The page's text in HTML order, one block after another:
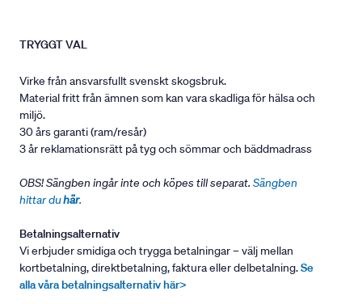
TRYGGT VAL
Virke från ansvarsfullt svenskt skogsbruk.
Material fritt från ämnen som kan vara skadliga för hälsa och
miljö.
30 års garanti (ram/resår)
3 år reklamationsrätt på tyg och sömmar och bäddmadrass
OBS! Sängben ingår inte och köpes till separat. Sängben
hittar duhär.
Betalningsalternativ
Vi erbjuder smidiga och trygga betalningar – välj mellan
kortbetalning, direktbetalning, faktura eller delbetalning.Se
alla våra betalningsalternativ här>